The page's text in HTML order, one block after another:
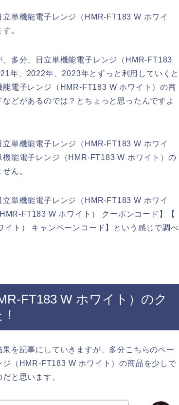
単機能電子レンジ（HMR-FT183 W ホワイ
。
多分、日立単機能電子レンジ（HMR-FT183
年、2022年、2023年とずっと利用していくと
電子レンジ（HMR-FT183 W ホワイト）の商
どがあるのでは？とちょっと思ったんですよ
単機能電子レンジ（HMR-FT183 W ホワイ
能電子レンジ（HMR-FT183 W ホワイト）の
ん。
単機能電子レンジ（HMR-FT183 W ホワイ
FT183 W ホワイト） クーポンコード】【
ト） キャンペーンコード】という感じで調べ
FT183 W ホワイト）のク
を記事にしていきますが、多分こちらのペー
（HMR-FT183 W ホワイト）の商品を少しで
と思います。